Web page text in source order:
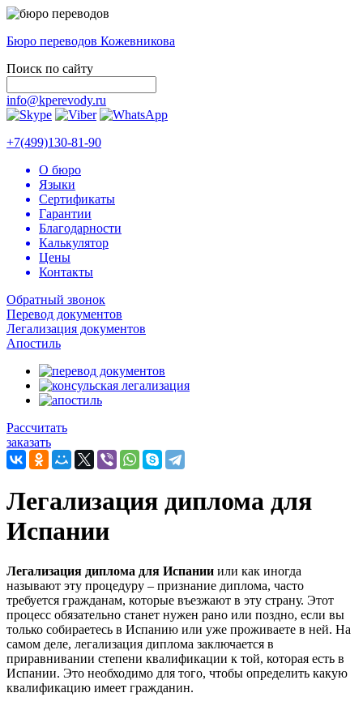
Бюро переводов Кожевникова
Поиск по сайту
info@kperevody.ru
+7(499)130-81-90
О бюро
Языки
Сертификаты
Гарантии
Благодарности
Калькулятор
Цены
Контакты
Обратный звонок
Перевод документов
Легализация документов
Апостиль
Рассчитать
заказать
Легализация диплома для
Испании
Легализация диплома для Испании или как иногда
называют эту процедуру – признание диплома, часто
требуется гражданам, которые въезжают в эту страну. Этот
процесс обязательно станет нужен рано или поздно, если вы
только собираетесь в Испанию или уже проживаете в ней. На
самом деле, легализация диплома заключается в
приравнивании степени квалификации к той, которая есть в
Испании. Это необходимо для того, чтобы определить какую
квалификацию имеет гражданин.